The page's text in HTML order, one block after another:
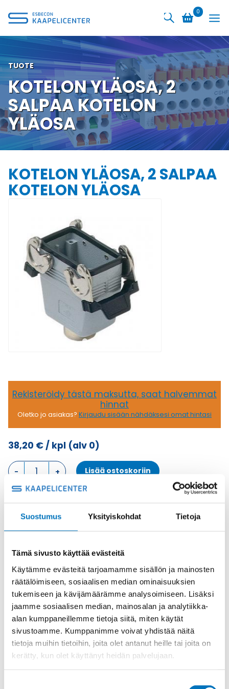
Suostumus Yksityiskohdat Tietoja
Tämä sivusto käyttää evästeitä
Käytämme evästeitä tarjoamamme sisällön ja mainosten
räätälöimiseen, sosiaalisen median ominaisuuksien
tukemiseen ja kävijämäärämme analysoimiseen. Lisäksi
jaamme sosiaalisen median, mainosalan ja analytiikka-
alan kumppaneillemme tietoja siitä, miten käytät
sivustoamme. Kumppanimme voivat yhdistää näitä
tietoja muihin tietoihin, joita olet antanut heille tai joita on
kerätty, kun olet käyttänyt heidän palvelujaan.
sisältöön
0
TUOTE
KOTELON YLÄOSA, 2
SALPAA KOTELON
YLÄOSA
KOTELON YLÄOSA, 2 SALPAA
KOTELON YLÄOSA
Rekisteröidy tästä maksutta, saat halvemmat
hinnat
Oletko jo asiakas? Kirjaudu sisään nähdäksesi omat hintasi
38,20 €/ kpl (alv 0)
KOTELON
YLÄOSA,
2
YLÄOSA
määrä
Lisää ostoskoriin
Metalli
Osasto ILME -moninapaliittimet,Kotelon yläosa,Kotelot
Toimitusaika: 1-7 päivää
Toimituskulut 35kg:n asti 25€.
Yli 35kg:n toimituskulut toteutuneiden kulujen mukaan.
Valmistaja
ILME S.p.A
Koko
size "57.27"
Materiaali
Metalli
Käyttölämpötila
'-40 °C...+125 °C